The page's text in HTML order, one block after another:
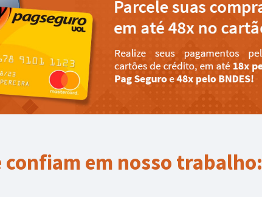
confiam em nosso trabalho: